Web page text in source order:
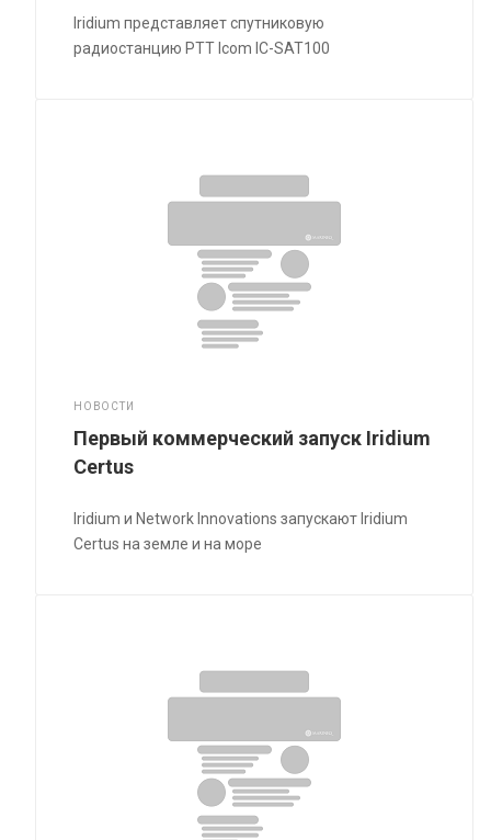
Iridium представляет спутниковую
радиостанцию PTT Icom IC-SAT100
НОВОСТИ
Первый коммерческий запуск Iridium
Certus
Iridium и Network Innovations запускают Iridium
Certus на земле и на море